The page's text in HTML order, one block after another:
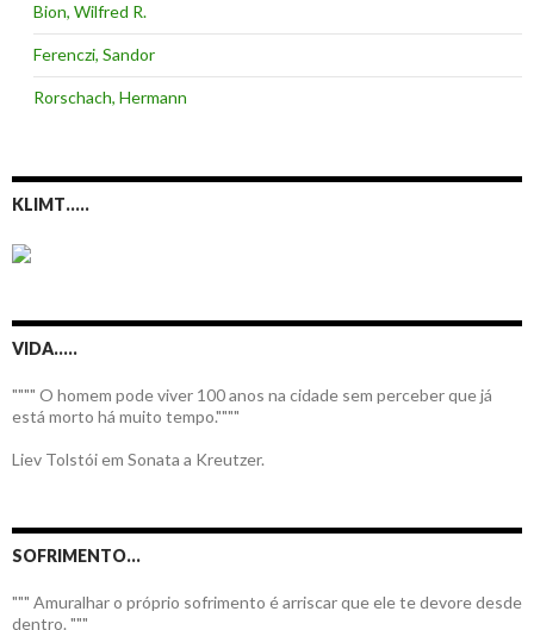
Bion, Wilfred R.
Ferenczi, Sandor
Rorschach, Hermann
KLIMT…..
VIDA…..
"""" O homem pode viver 100 anos na cidade sem perceber que já
está morto há muito tempo.""""
Liev Tolstói em Sonata a Kreutzer.
SOFRIMENTO…
""" Amuralhar o próprio sofrimento é arriscar que ele te devore desde
dentro. """